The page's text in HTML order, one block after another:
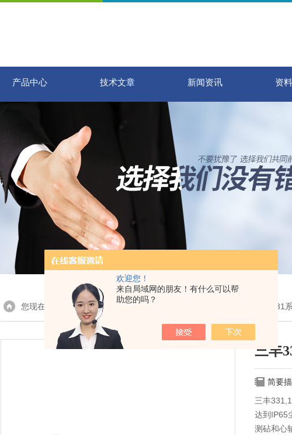
欢迎您！
来自局域网的朋友！有什么可以帮
助您的吗？
产品中心 技术文章 新闻资讯 资
您现在的位置：首页> 产品展示 > 三丰量具 > 三丰331,111,131
三丰
简要
三丰
达到IP65
测砧和心